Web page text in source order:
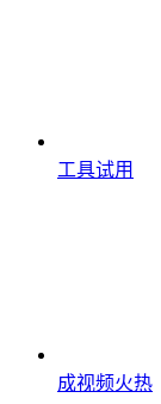
工具试用
成视频火热